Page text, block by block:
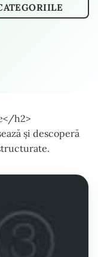
h2>
și descoperă